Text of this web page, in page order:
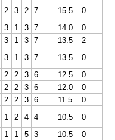
2 3 2 7 15.5
0
3 1 3 7 14.0
0
3 1 3 7 13.5
2
3 1 3 7 13.5
0
2 2 3 6 12.5
0
2 2 3 6 12.0
0
2 2 3 6 11.5
0
1 2 4 4 10.5
0
1 1 5 3 10.5
0